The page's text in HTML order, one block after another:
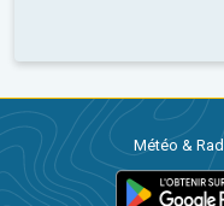
Météo &